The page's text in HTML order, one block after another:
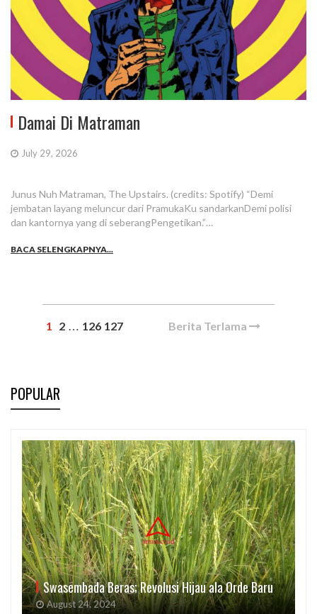
Damai Di Matraman
July 29, 2026
Junus Nuh Matraman, The Upstairs. (credits: Spotify) “Demi
jembatan layang meluncur dari PramukaKu sandarkanDemi polisi
dan kantornya yang di seberangPengetikan.”…
BACA SELENGKAPNYA...
1 2 … 126 127 Berita Terlama
POPULAR
Swasembada Beras; Revolusi Hijau ala Orde Baru
August 24, 2024